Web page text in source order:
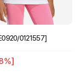
0121557]